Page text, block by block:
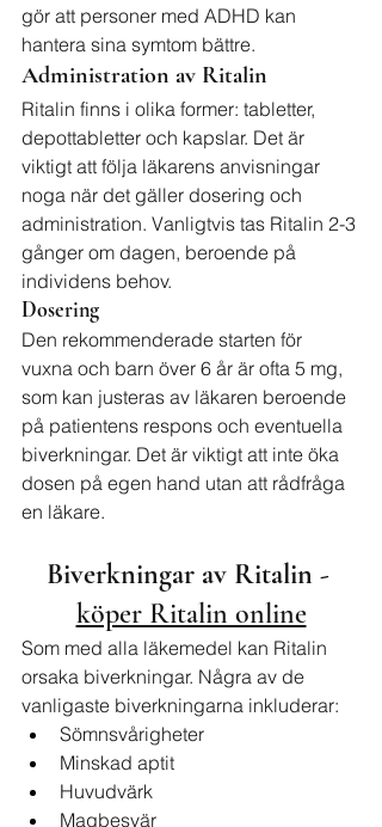
gör att personer med ADHD kan
hantera sina symtom bättre.
Administration av Ritalin
Ritalin finns i olika former: tabletter,
depottabletter och kapslar. Det är
viktigt att följa läkarens anvisningar
noga när det gäller dosering och
administration. Vanligtvis tas Ritalin 2-3
gånger om dagen, beroende på
individens behov.
Dosering
Den rekommenderade starten för
vuxna och barn över 6 år är ofta 5 mg,
som kan justeras av läkaren beroende
på patientens respons och eventuella
biverkningar. Det är viktigt att inte öka
dosen på egen hand utan att rådfråga
en läkare.
Biverkningar av Ritalin -
köper Ritalin online
Som med alla läkemedel kan Ritalin
orsaka biverkningar. Några av de
vanligaste biverkningarna inkluderar:
Sömnsvårigheter
Minskad aptit
Huvudvärk
Magbesvär